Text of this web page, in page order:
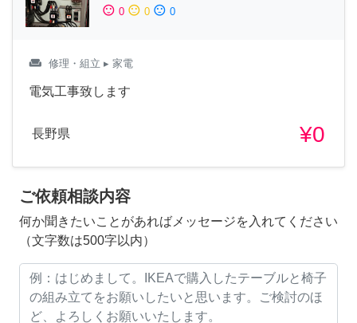
sentiment_satisfied 0 sentiment_neutral 0 sentiment_dissatisfied 0
weekend 修理・組立 ▸ 家電
電気工事致します
長野県 ¥0
ご依頼相談内容
何か聞きたいことがあればメッセージを入れてください
（文字数は500字以内）